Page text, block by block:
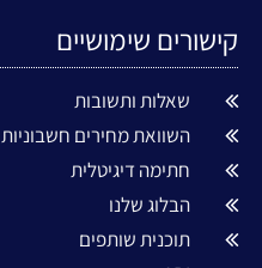
קישורים שימושיים
שאלות ותשובות
השוואת מחירים חשבוניות
חתימה דיגיטלית
הבלוג שלנו
תוכנית שותפים